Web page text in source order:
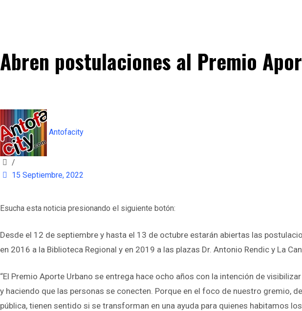
Abren postulaciones al Premio
Antofacity
/
15 Septiembre, 2022
Esucha esta noticia presionando el siguiente botón:
Desde el 12 de septiembre y hasta el 13 de octubre estarán abiertas las
en 2016 a la Biblioteca Regional y en 2019 a las plazas Dr. Antonio Rendic y La
“El Premio Aporte Urbano se entrega hace ocho años con la intención de
y haciendo que las personas se conecten. Porque en el foco de nuestro gremio,
pública, tienen sentido si se transforman en una ayuda para quienes habitamos